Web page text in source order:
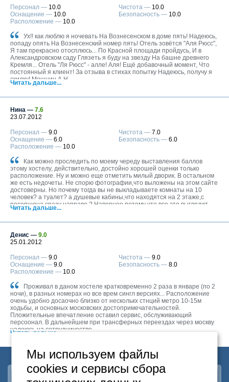
как будто разъеденные неизвестными насекомыми кровати, несвежее
белье, потрепаные тряпки вместо штор - я весь этот список могу
продолжать до бесконечности. Курящие и матерящиеся постояльцы
под окнами, у которых, видимо, во дворе была курилка, дополняли
образ гадюшника. И, поверьте мне, я отнюдь не привереда, с какими-
то недостатками могу мириться. Обслуживание - ниже плинтуса. За
стойкой сидят 2 менеджера, которым глубоко насрать на постояльцев,
разве что на пол не сплевывают. Выражение лица - полное
безразличие, общение строят исходя из аналогичных принципов.
Всегда было лень писать отзывы, но здесь случай настолько вопиюще
отвратительного места, что не поленилась и написала, а еще не
поленюсь и распространю его где возможно.
Персонал — 10.0
Оснащение — 10.0
Расположение — 10.0
Чистота — 10.0
Безопасность — 10.0
Ух!! как люблю я ночевать На Вознесенском в доме пять! Надеюсь,
попаду опять На Вознесенский номер пять! Отель зовётся "Аля Рюсс",
Я там прекрасно отосплюсь... По Красной площади пройдусь, И в
Александровском саду Глязеть я буду на звезду На башне древнего
Кремля... Отель "Ля Рюсс" - алле! Аля! Ещё добавочный момент, Что
постоянный я клиент! За отзыва в стихах попытку Надеюсь, получу я
скидку! Мошнин А.Н.
Читать дальше...
Нина — 7.6
23.07.2012
Персонал — 9.0
Оснащение — 6.0
Расположение — 10.0
Чистота — 7.0
Безопасность — 6.0
Как можно проследить по моему череду выставления баллов
этому хостелу, действительно, достойно хорошей оценки только
расположение. Ну и можно еще отметить милый дворик. В остальном
же есть недочеты. Не спорю фотографии,что выложены на этом сайте
достоверны. Но почему тогда вы не выкладываете комнаты на 10
человек? а туалет? а душевые кабины,что находятся на 2 этаже,с
ресепшона сразу направо ? Наверное потому что все это выглядит
убого? Кровати жутко скрипят, матрасы грязные и пыльные, подушки в
позаботились о проживающих.
Читать дальше...
Денис — 9.0
25.01.2012
Персонал — 9.0
Оснащение — 9.0
Расположение — 10.0
Чистота — 9.0
Безопасность — 8.0
Проживал в даном хостеле кратковременно 2 раза в январе (по 2
ночи), в разных номерах но все врем сингл версиях... Расположение
очень удобно досаочно близко от несколькх стнций метро 10-15м
ходьбы, и основных московских достопримечательностей.
Пложительные впечатление оставил сервис, обслуживающий
персоонал. В дальнейшем при трансферных переездах через москву
надеюсь на сотрудничество.
Читать дальше...
Мы используем файлы
cookies и сервисы сбора